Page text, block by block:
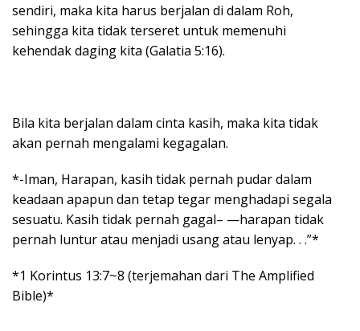
sendiri, maka kita harus berjalan di dalam Roh,
sehingga kita tidak terseret untuk memenuhi
kehendak daging kita (Galatia 5:16).
Bila kita berjalan dalam cinta kasih, maka kita tidak
akan pernah mengalami kegagalan.
*-Iman, Harapan, kasih tidak pernah pudar dalam
keadaan apapun dan tetap tegar menghadapi segala
sesuatu. Kasih tidak pernah gagal– —harapan tidak
pernah luntur atau menjadi usang atau lenyap. . .”*
*1 Korintus 13:7~8 (terjemahan dari The Amplified
Bible)*